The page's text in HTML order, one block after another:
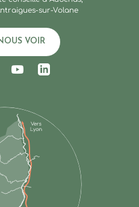
sur-Volane
VOIR
sur Facebook
nous sur Instagram
Suivez-nous sur
Suivez-nous sur